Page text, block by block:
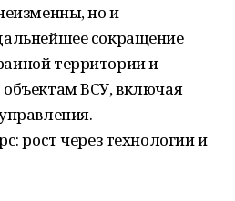
но и
сокращение
территории и
ВСУ, включая
рост через технологии и